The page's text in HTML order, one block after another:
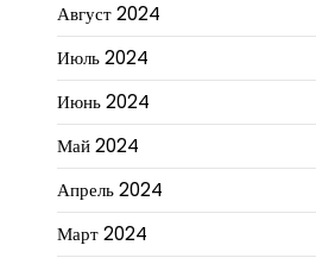
Август 2024
Июль 2024
Июнь 2024
Май 2024
Апрель 2024
Март 2024